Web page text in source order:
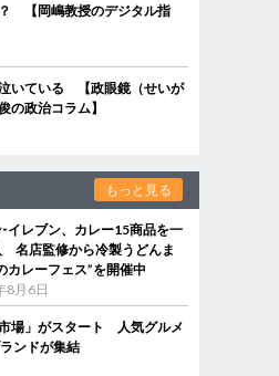
【岡嶋教授のデジタル指
いている 【政眼鏡（せいが
の政治コラム】
もっと見る
イレブン、カレー15商品を一
名店監修から冷製うどんま
カレーフェス”を開催中
8月6日
場」がスタート 人気グルメ
ンドが集結